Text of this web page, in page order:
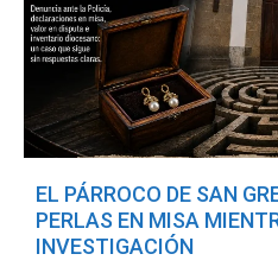
EL PÁRROCO DE SAN
PERLAS EN MISA
INVESTIGACIÓN